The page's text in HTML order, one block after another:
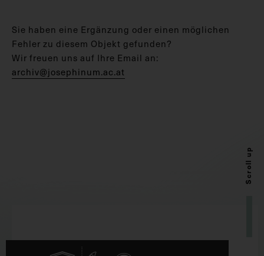
Sie haben eine Ergänzung oder einen möglichen
Fehler zu diesem Objekt gefunden?
Wir freuen uns auf Ihre Email an:
archiv@josephinum.ac.at
Scroll up